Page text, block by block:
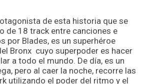
de esta historia que se
de 18 track entre canciones e
por Blades, es un superhéroe
Bronx cuyo superpoder es hacer
a todo el mundo. De día, es un
pero al caer la noche, recorre las
utilizando el poder del ritmo y el